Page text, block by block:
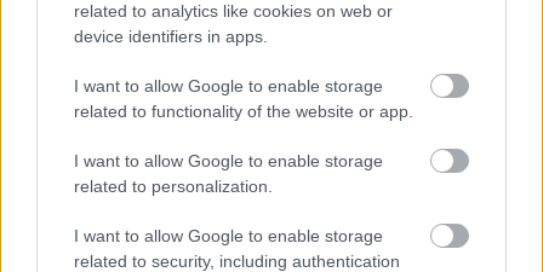
related to analytics like cookies on web or
device identifiers in apps.
I want to allow Google to enable storage
related to functionality of the website or app.
I want to allow Google to enable storage
related to personalization.
I want to allow Google to enable storage
related to security, including authentication
Sörfőzdék
Stari, Hedon, Helka, Sümegi, Krenner, Kobrunn,
Krois, Pécsi Sörfőzde
Foodtruckok
Kazánház, Kolbice, Paneer, Szürkeharcsa Halbár
Desszert